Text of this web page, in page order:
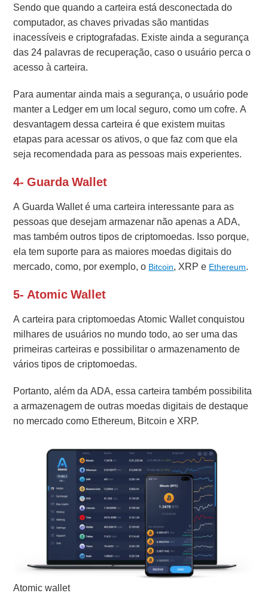
Sendo que quando a carteira está desconectada do
computador, as chaves privadas são mantidas
inacessíveis e criptografadas. Existe ainda a segurança
das 24 palavras de recuperação, caso o usuário perca o
acesso à carteira.
Para aumentar ainda mais a segurança, o usuário pode
manter a Ledger em um local seguro, como um cofre. A
desvantagem dessa carteira é que existem muitas
etapas para acessar os ativos, o que faz com que ela
seja recomendada para as pessoas mais experientes.
4- Guarda Wallet
A Guarda Wallet é uma carteira interessante para as
pessoas que desejam armazenar não apenas a ADA,
mas também outros tipos de criptomoedas. Isso porque,
ela tem suporte para as maiores moedas digitais do
mercado, como, por exemplo, o Bitcoin, XRP e Ethereum.
5- Atomic Wallet
A carteira para criptomoedas Atomic Wallet conquistou
milhares de usuários no mundo todo, ao ser uma das
primeiras carteiras e possibilitar o armazenamento de
vários tipos de criptomoedas.
Portanto, além da ADA, essa carteira também possibilita
a armazenagem de outras moedas digitais de destaque
no mercado como Ethereum, Bitcoin e XRP.
Atomic wallet